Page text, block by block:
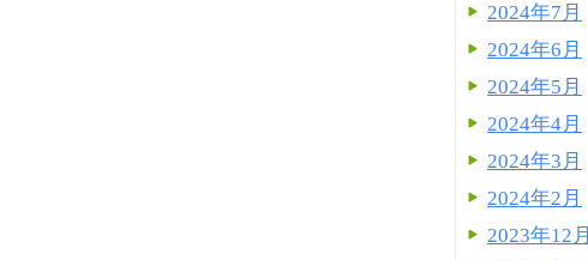
2024年7月
2024年6月
2024年5月
2024年4月
2024年3月
2024年2月
2023年12月